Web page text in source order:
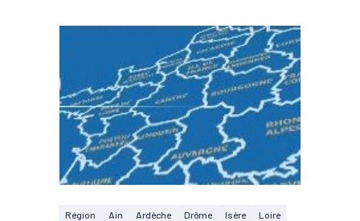
Région Ain Ardèche Drôme Isère
Loire